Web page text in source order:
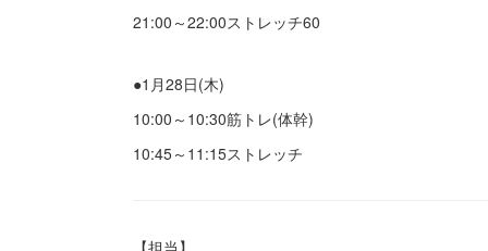
21:00～22:00ストレッチ60
●1月28日(木)
10:00～10:30筋トレ(体幹)
10:45～11:15ストレッチ